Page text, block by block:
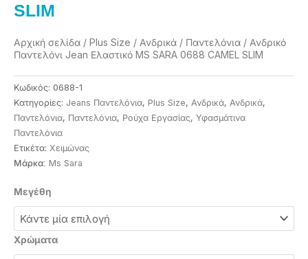
SLIM
Αρχική σελίδα / Plus Size / Ανδρικά / Παντελόνια / Ανδρικό
Παντελόνι Jean Ελαστικό MS SARA 0688 CAMEL SLIM
Κωδικός: 0688-1
Κατηγορίες: Jeans Παντελόνια, Plus Size, Ανδρικά, Ανδρικά,
Παντελόνια, Παντελόνια, Ρούχα Εργασίας, Υφασμάτινα
Παντελόνια
Ετικέτα: Χειμώνας
Μάρκα: Ms Sara
Μεγέθη
Χρώματα
Ανδρικό
Παντελόνι
Jean
Ελαστικό